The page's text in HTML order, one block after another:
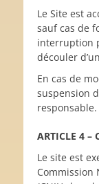
Le Site est
sauf cas de
interruption
découler
En cas de
suspension
responsable.
ARTICLE 4 –
Le site est
Commission